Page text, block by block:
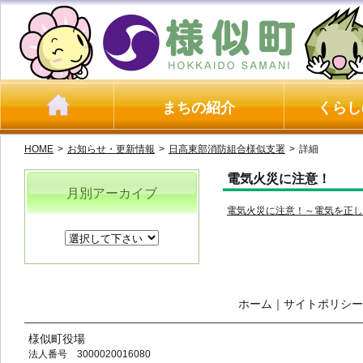
まちの紹介 くら
HOME > お知らせ・更新情報 > 日高東部消防組合様似支署 > 詳細
電気火災に注意！
電気火災に注意！～電気を正
月別アーカイブ
ホーム ｜ サイトポリシー
様似町役場
法人番号 3000020016080